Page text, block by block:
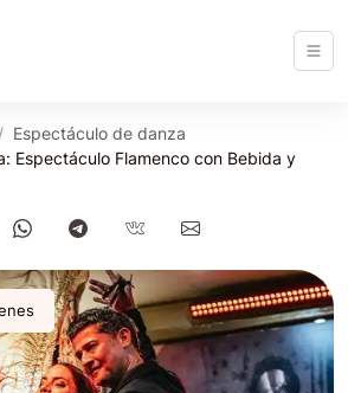
Espectáculo de danza
Espectáculo Flamenco con Bebida y